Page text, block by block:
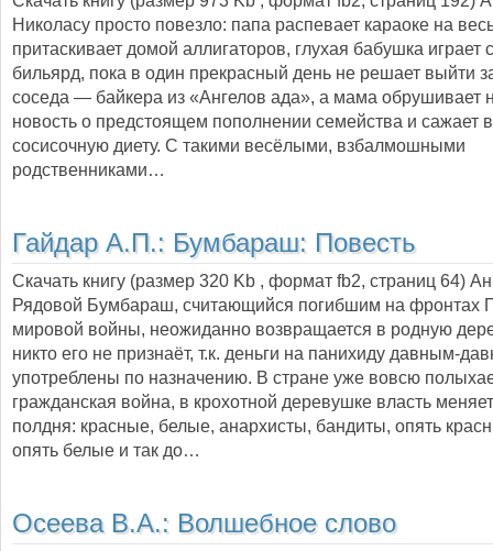
Николасу просто повезло: папа распевает караоке на
притаскивает домой аллигаторов, глухая бабушка играет
бильярд, пока в один прекрасный день не решает выйти
соседа — байкера из «Ангелов ада», а мама обрушивает
новость о предстоящем пополнении семейства и сажает
сосисочную диету. С такими весёлыми, взбалмошными
родственниками…
Гайдар А.П.: Бумбараш: Повесть
Скачать книгу (размер 320 Kb , формат fb2, страниц 64)
Рядовой Бумбараш, считающийся погибшим на фронтах
мировой войны, неожиданно возвращается в родную
никто его не признаёт, т.к. деньги на панихиду давным-
употреблены по назначению. В стране уже вовсю
гражданская война, в крохотной деревушке власть
полдня: красные, белые, анархисты, бандиты, опять
опять белые и так до…
Осеева В.А.: Волшебное слово